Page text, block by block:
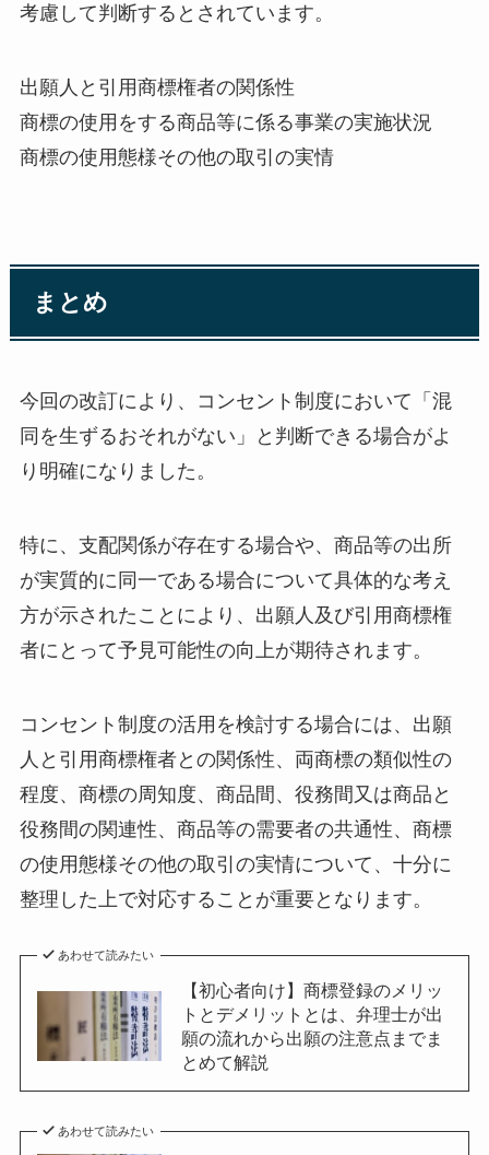
考慮して判断するとされています。
出願人と引用商標権者の関係性
商標の使用をする商品等に係る事業の実施状況
商標の使用態様その他の取引の実情
まとめ
今回の改訂により、コンセント制度において「混
同を生ずるおそれがない」と判断できる場合がよ
り明確になりました。
特に、支配関係が存在する場合や、商品等の出所
が実質的に同一である場合について具体的な考え
方が示されたことにより、出願人及び引用商標権
者にとって予見可能性の向上が期待されます。
コンセント制度の活用を検討する場合には、出願
人と引用商標権者との関係性、両商標の類似性の
程度、商標の周知度、商品間、役務間又は商品と
役務間の関連性、商品等の需要者の共通性、商標
の使用態様その他の取引の実情について、十分に
整理した上で対応することが重要となります。
あわせて読みたい
【初心者向け】商標登録のメリッ
トとデメリットとは、弁理士が出
願の流れから出願の注意点までま
とめて解説
あわせて読みたい